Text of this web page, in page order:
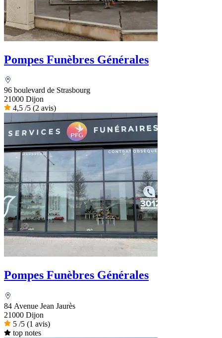
Pompes Funèbres Générales
96 boulevard de Strasbourg
21000 Dijon
4,5 /5 (2 avis)
Pompes Funèbres Générales
84 Avenue Jean Jaurès
21000 Dijon
5 /5 (1 avis)
top notes